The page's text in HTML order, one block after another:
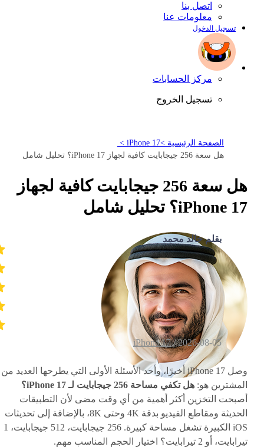
اتصل بنا
معلومات عنا
تسجيل الدخول
مركز الحسابات
تسجيل الخروج
الصفحة الرئيسية >iPhone 17 >
هل سعة 256 جيجابايت كافية لجهاز iPhone 17؟ تحليل شامل
هل سعة 256 جيجابايت كافية لجهاز
iPhone 17؟ تحليل شامل
بقلم خالد محمد
2026-08-05 /
iPhone 17
وصل iPhone 17 أخيرًا، وأحد الأسئلة الأولى التي يطرحها العديد من
المشترين هو: هل تكفي مساحة 256 جيجابايت لـ iPhone 17؟
أصبحت التخزين أكثر أهمية من أي وقت مضى لأن التطبيقات
الحديثة ومقاطع الفيديو بدقة 4K وحتى 8K، بالإضافة إلى تحديثات
iOS الكبيرة تشغل مساحة كبيرة. 256 جيجابايت، 512 جيجابايت، 1
تيرابايت، أو 2 تيرابايت؟ اختيار الحجم المناسب مهم.